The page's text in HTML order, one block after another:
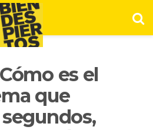
es el
que